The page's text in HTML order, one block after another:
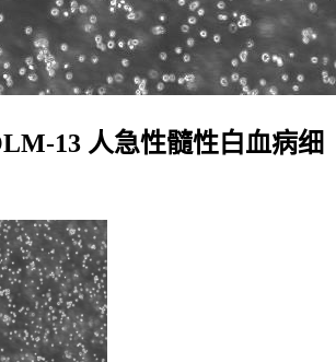
13 人急性髓性白血病细